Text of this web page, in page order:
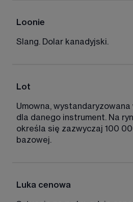
Loonie
Slang. Dolar kanadyjski.
Lot
Umowna,
dla danego instrument. Na
określa się zazwyczaj 100
bazowej.
Luka cenowa